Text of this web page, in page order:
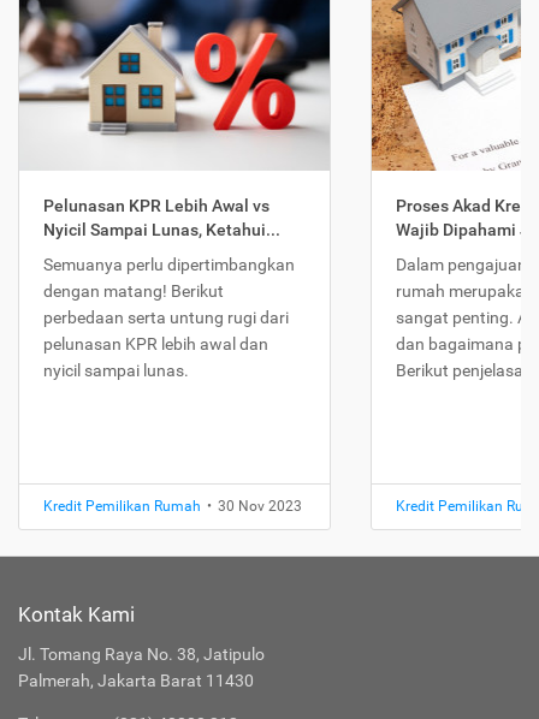
Pelunasan KPR Lebih Awal vs
Nyicil Sampai Lunas, Ketahui...
Semuanya perlu dipertimbangkan
dengan matang! Berikut
perbedaan serta untung rugi dari
pelunasan KPR lebih awal dan
nyicil sampai lunas.
Kredit Pemilikan Rumah • 30 Nov 2023
Proses Akad
Wajib Dipahami
Dalam pengajuan
rumah
sangat penting.
dan bagaimana
Berikut
Kredit Pemilikan
Kontak Kami
Jl. Tomang Raya No. 38, Jatipulo
Palmerah, Jakarta Barat 11430